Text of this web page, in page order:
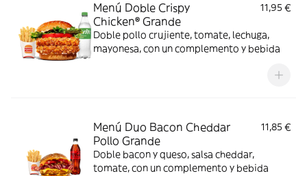
Menú Doble Crispy
Chicken® Grande
11,95 €
Doble pollo crujiente, tomate, lechuga,
mayonesa, con un complemento y bebida
Menú Duo Bacon Cheddar
Pollo Grande
11,85 €
Doble bacon y queso, salsa cheddar,
tomate, con un complemento y bebida